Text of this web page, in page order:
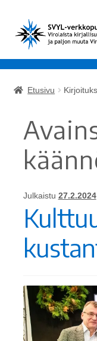
Siirry
navigointiin
Siirry
sisältöön
Muut
ALE!
Ajankohtaista
Ostoskori
Tilaus- ja
Etusivu
Julkaistu 27.2.2024